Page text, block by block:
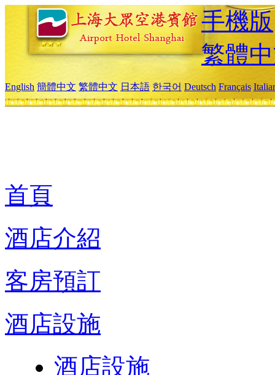
手機版
繁體
English 簡體中文 繁體中文 日本語 한국어 Deutsch Français
首頁
酒店介紹
客房預訂
酒店設施
酒店設施